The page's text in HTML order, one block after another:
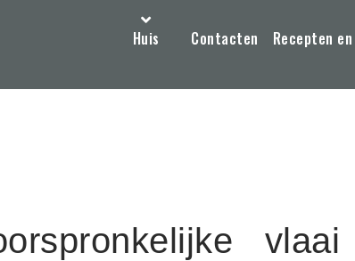
Huis Contacten Recepten
vlaai